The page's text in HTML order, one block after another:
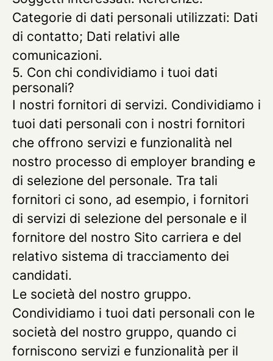
Categorie di dati personali utilizzati: Dati
di contatto; Dati relativi alle
comunicazioni.
5. Con chi condividiamo i tuoi dati
personali?
I nostri fornitori di servizi. Condividiamo i
tuoi dati personali con i nostri fornitori
che offrono servizi e funzionalità nel
nostro processo di employer branding e
di selezione del personale. Tra tali
fornitori ci sono, ad esempio, i fornitori
di servizi di selezione del personale e il
fornitore del nostro Sito carriera e del
relativo sistema di tracciamento dei
candidati.
Le società del nostro gruppo.
Condividiamo i tuoi dati personali con le
società del nostro gruppo, quando ci
forniscono servizi e funzionalità per il